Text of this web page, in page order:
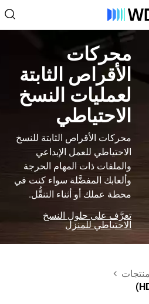
محركات
الأقراص الثابتة
لعمليات النسخ
الاحتياطي
محركات الأقراص الثابتة للنسخ
الاحتياطي للعمل الإبداعي
والملفات ذات المهام الحرجة
وألعابك المفضَّلة سواء كنت في
محطة عملك أو أثناء التنقُّل.
تعرَّف على حلول النسخ
الاحتياطي للمنزل